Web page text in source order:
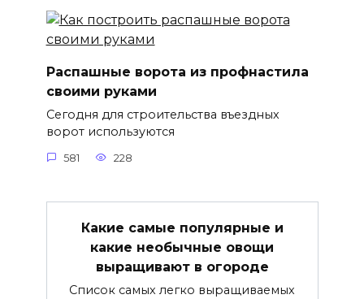
Распашные ворота из профнастила
своими руками
Сегодня для строительства въездных
ворот используются
581 228
Какие самые популярные и
какие необычные овощи
выращивают в огороде
Список самых легко выращиваемых